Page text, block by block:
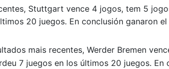
Stuttgart vence 4 jogos, tem 5
20 juegos. En conclusión ganaron
mais recentes, Werder Bremen
7 juegos en los últimos 20 juegos. En